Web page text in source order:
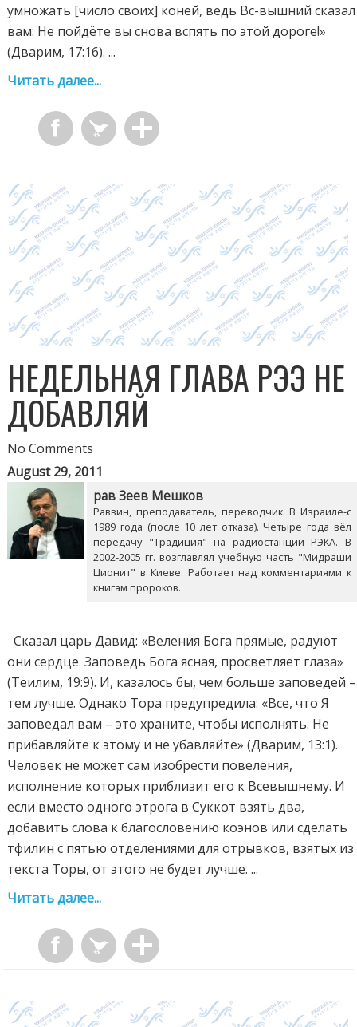
умножать [число своих] коней, ведь Вс-вышний сказал
вам: Не пойдёте вы снова вспять по этой дороге!»
(Дварим, 17:16). ...
Читать далее...
НЕДЕЛЬНАЯ ГЛАВА РЭЭ НЕ
ДОБАВЛЯЙ
No Comments
August 29, 2011
рав Зеев Мешков
Раввин, преподаватель, переводчик. В Израиле-с
1989 года (после 10 лет отказа). Четыре года вёл
передачу "Традиция" на радиостанции РЭКА. В
2002-2005 гг. возглавлял учебную часть "Мидраши
Ционит" в Киеве. Работает над комментариями к
книгам пророков.
Сказал царь Давид: «Веления Бога прямые, радуют
они сердце. Заповедь Бога ясная, просветляет глаза»
(Теилим, 19:9). И, казалось бы, чем больше заповедей –
тем лучше. Однако Тора предупредила: «Все, что Я
заповедал вам – это храните, чтобы исполнять. Не
прибавляйте к этому и не убавляйте» (Дварим, 13:1).
Человек не может сам изобрести повеления,
исполнение которых приблизит его к Всевышнему. И
если вместо одного этрога в Суккот взять два,
добавить слова к благословению коэнов или сделать
тфилин с пятью отделениями для отрывков, взятых из
текста Торы, от этого не будет лучше. ...
Читать далее...